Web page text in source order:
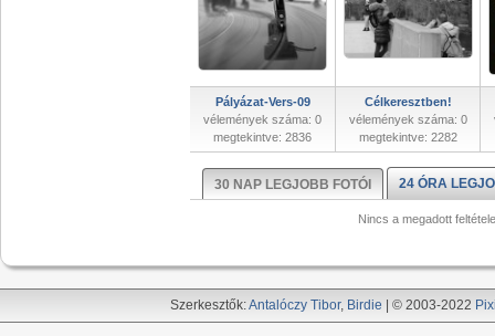
Pályázat-Vers-09
vélemények száma: 0
megtekintve: 2836
Célkeresztben!
vélemények száma: 0
megtekintve: 2282
30 NAP LEGJOBB FOTÓI 24 ÓRA
Nincs a megadott
Szerkesztők:Antalóczy Tibor, Birdie | © 2003-2022